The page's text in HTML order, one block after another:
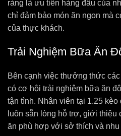
ràng là ưu tiên hàng đầu của
chỉ đảm bảo món ăn ngon mà
của thực khách.
Trải Nghiệm Bữa Ăn
Bên cạnh việc thưởng thức
có cơ hội trải nghiệm bữa ăn
tận tình. Nhân viên tại 1.25
luôn sẵn lòng hỗ trợ, giới
ăn phù hợp với sở thích và nhu